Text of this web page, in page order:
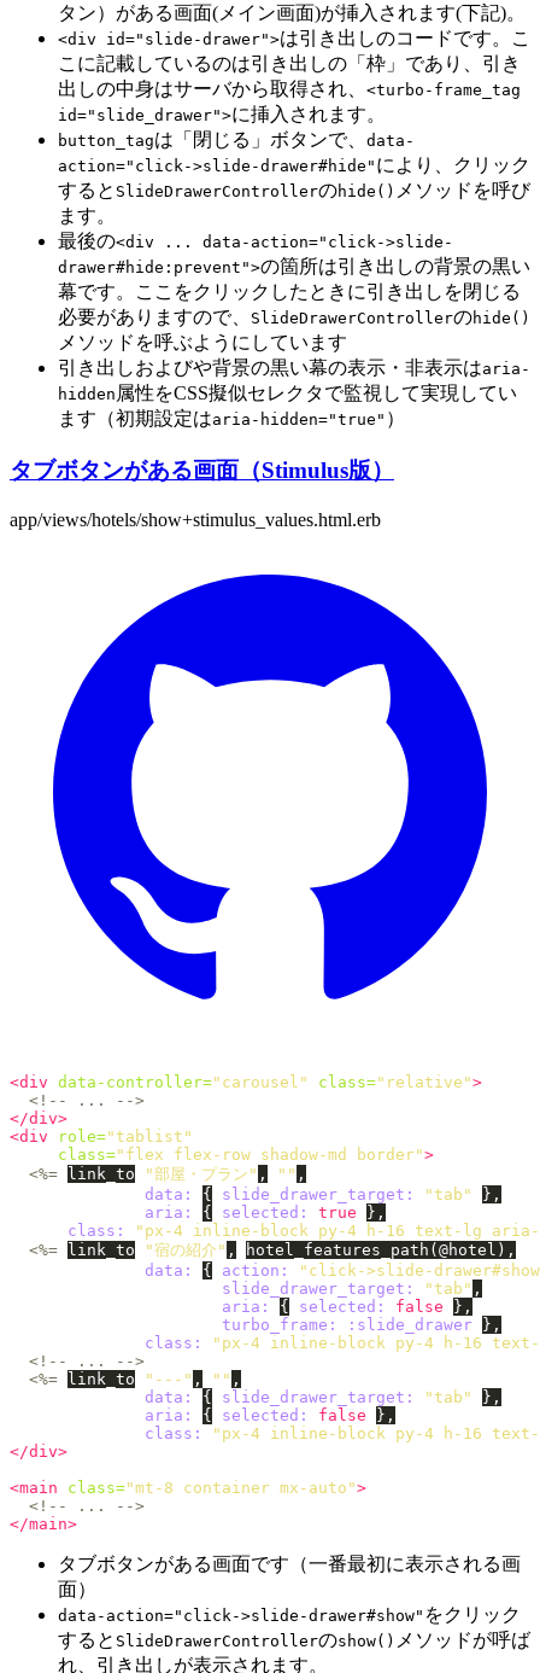
タン）がある画面(メイン画面)が挿入されます(下記)。
<div id="slide-drawer">は引き出しのコードです。こ
こに記載しているのは引き出しの「枠」であり、引き
出しの中身はサーバから取得され、 <turbo-frame_tag
id="slide_drawer">に挿入されます。
button_tagは「閉じる」ボタンで、 data-
action="click->slide-drawer#hide" により、クリック
すると SlideDrawerControllerのhide() メソッドを呼び
ます。
最後の<div ... data-action="click->slide-
drawer#hide:prevent">の箇所は引き出しの背景の黒い
幕です。ここをクリックしたときに引き出しを閉じる
必要がありますので、
SlideDrawerControllerのhide()
メソッドを呼ぶようにしています
引き出しおよびや背景の黒い幕の表示・非表示はaria-
hidden 属性をCSS擬似セレクタで監視して実現してい
ます（初期設定はaria-hidden="true" ）
タブボタンがある画面（Stimulus版）
app/views/hotels/show+stimulus_values.html.erb
<div data-controller="carousel" class="relative">
<!-- ... -->
</div>
<div
role="tablist"
class="flex flex-row shadow-md border">
<%= link_to "部屋・プラン" , "" ,
data: { slide_drawer_target: "tab"
},
aria: { selected: true
},
class:
"px-4 inline-block py-4 h-16 text-lg aria-
<%= link_to "宿の紹介" , hotel_features_path (@hotel ),
data: { action:
"click->slide-
slide_drawer_target:
"tab" ,
aria: { selected: false
},
turbo_frame: :slide_drawer },
class:
"px-4 inline-block py-4 h-16
<!-- ... -->
<%= link_to "---" , "" ,
data: { slide_drawer_target: "tab"
},
aria: { selected: false
},
class:
"px-4 inline-block py-4 h-16
</div>
<main
class="mt-8 container mx-auto">
<!-- ... -->
</main>
タブボタンがある画面です（一番最初に表示される画
面）
data-action="click->slide-drawer#show" をクリック
すると SlideDrawerControllerのshow() メソッドが呼ば
れ、引き出しが表示されます。